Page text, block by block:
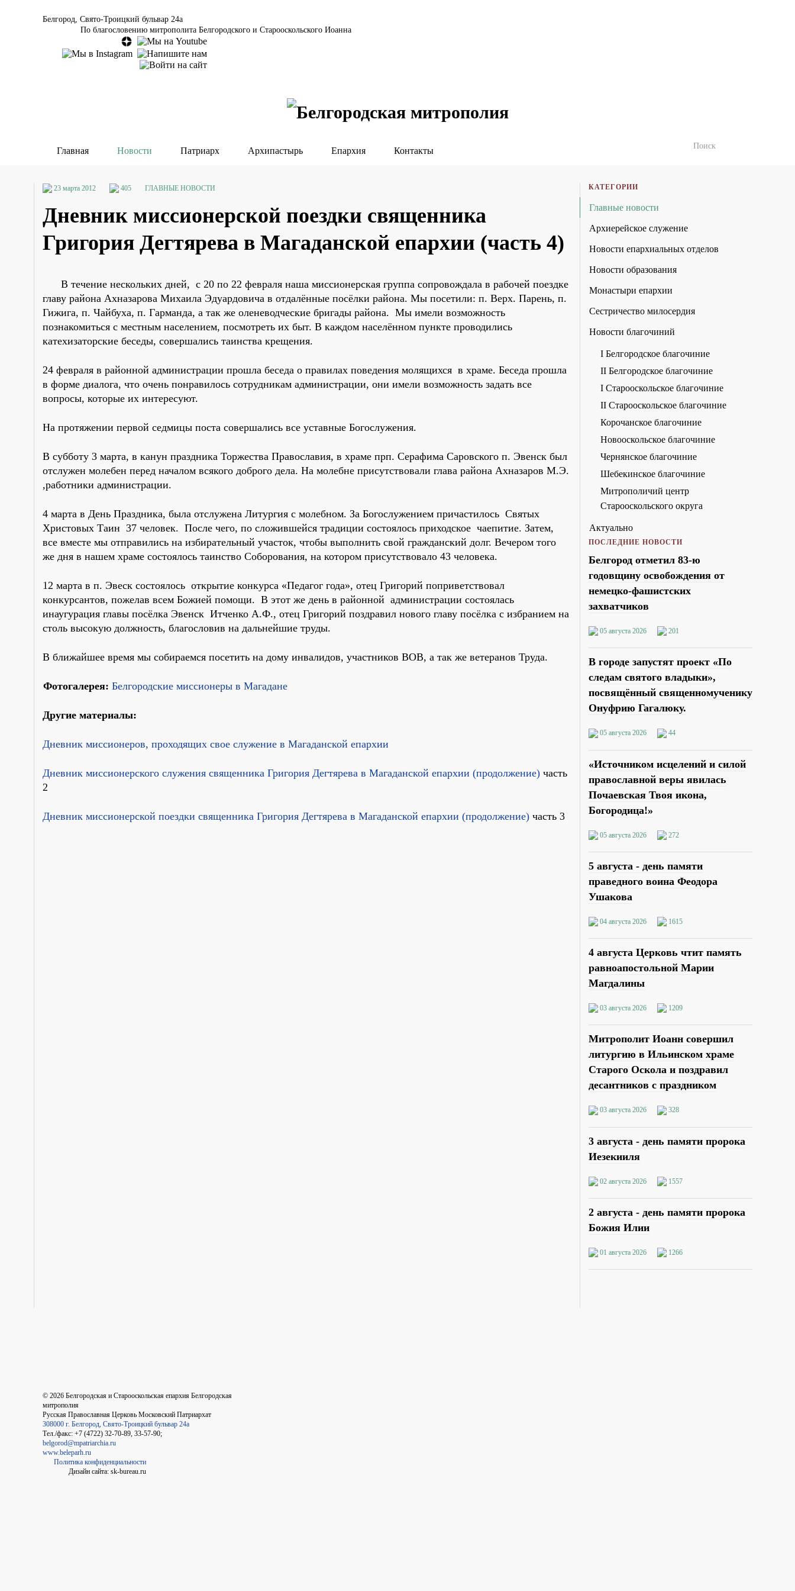
Белгород, Свято-Троицкий бульвар 24а
По благословению митрополита Белгородского и Старооскольского Иоанна
Главная Новости Патриарх Архипастырь Епархия Контакты
23 марта 2012 405 ГЛАВНЫЕ НОВОСТИ
Дневник миссионерской поездки священника
Григория Дегтярева в Магаданской епархии (часть 4)
В течение нескольких дней, с 20 по 22 февраля наша миссионерская группа сопровождала в рабочей поездке
главу района Ахназарова Михаила Эдуардовича в отдалённые посёлки района. Мы посетили: п. Верх. Парень, п.
Гижига, п. Чайбуха, п. Гарманда, а так же оленеводческие бригады района. Мы имели возможность
познакомиться с местным населением, посмотреть их быт. В каждом населённом пункте проводились
катехизаторские беседы, совершались таинства крещения.
24 февраля в районной администрации прошла беседа о правилах поведения молящихся в храме. Беседа прошла
в форме диалога, что очень понравилось сотрудникам администрации, они имели возможность задать все
вопросы, которые их интересуют.
На протяжении первой седмицы поста совершались все уставные Богослужения.
В субботу 3 марта, в канун праздника Торжества Православия, в храме прп. Серафима Саровского п. Эвенск был
отслужен молебен перед началом всякого доброго дела. На молебне присутствовали глава района Ахназаров М.Э.
,работники администрации.
4 марта в День Праздника, была отслужена Литургия с молебном. За Богослужением причастилось Святых
Христовых Таин 37 человек. После чего, по сложившейся традиции состоялось приходское чаепитие. Затем,
все вместе мы отправились на избирательный участок, чтобы выполнить свой гражданский долг. Вечером того
же дня в нашем храме состоялось таинство Соборования, на котором присутствовало 43 человека.
12 марта в п. Эвеск состоялось открытие конкурса «Педагог года», отец Григорий поприветствовал
конкурсантов, пожелав всем Божией помощи. В этот же день в районной администрации состоялась
инаугурация главы посёлка Эвенск Итченко А.Ф., отец Григорий поздравил нового главу посёлка с избранием на
столь высокую должность, благословив на дальнейшие труды.
В ближайшее время мы собираемся посетить на дому инвалидов, участников ВОВ, а так же ветеранов Труда.
Фотогалерея: Белгородские миссионеры в Магадане
Другие материалы:
Дневник миссионеров, проходящих свое служение в Магаданской епархии
Дневник миссионерского служения священника Григория Дегтярева в Магаданской епархии (продолжение) часть
2
Дневник миссионерской поездки священника Григория Дегтярева в Магаданской епархии (продолжение) часть 3
КАТЕГОРИИ
Главные новости
Архиерейское служение
Новости епархиальных отделов
Новости образования
Монастыри епархии
Сестричество милосердия
Новости благочиний
I Белгородское благочиние
II Белгородское благочиние
I Старооскольское благочиние
II Старооскольское благочиние
Корочанское благочиние
Новооскольское благочиние
Чернянское благочиние
Шебекинское благочиние
Митрополичий центр
Старооскольского округа
Актуально
ПОСЛЕДНИЕ НОВОСТИ
Белгород отметил 83-ю
годовщину освобождения от
немецко-фашистских
захватчиков
05 августа 2026 201
В городе запустят проект «По
следам святого владыки»,
посвящённый священномученику
Онуфрию Гагалюку.
05 августа 2026 44
«Источником исцелений и силой
православной веры явилась
Почаевская Твоя икона,
Богородица!»
05 августа 2026 272
5 августа - день памяти
праведного воина Феодора
Ушакова
04 августа 2026 1615
4 августа Церковь чтит память
равноапостольной Марии
Магдалины
03 августа 2026 1209
Митрополит Иоанн совершил
литургию в Ильинском храме
Старого Оскола и поздравил
десантников с праздником
03 августа 2026 328
3 августа - день памяти пророка
Иезекииля
02 августа 2026 1557
2 августа - день памяти пророка
Божия Илии
01 августа 2026 1266
© 2026 Белгородская и Старооскольская епархия Белгородская
митрополия
Русская Православная Церковь Московский Патриархат
308000 г. Белгород, Свято-Троицкий бульвар 24а
Тел./факс: +7 (4722) 32-70-89, 33-57-90;
belgorod@mpatriarchia.ru
www.beleparh.ru
Политика конфиденциальности
Дизайн сайта: sk-bureau.ru